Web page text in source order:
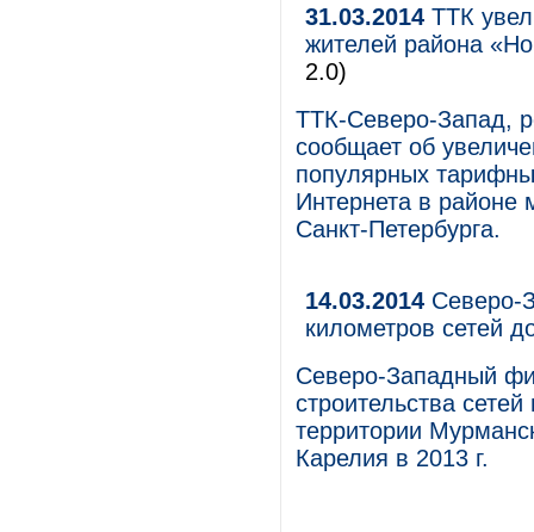
31.03.2014 ТТК
жителей района
2.0)
ТТК-Северо-Запад,
сообщает об
популярных
Интернета в районе
Санкт-Петербурга.
14.03.2014 Северо-
километров сетей
Северо-Западный
строительства
территории
Карелия в 2013 г.